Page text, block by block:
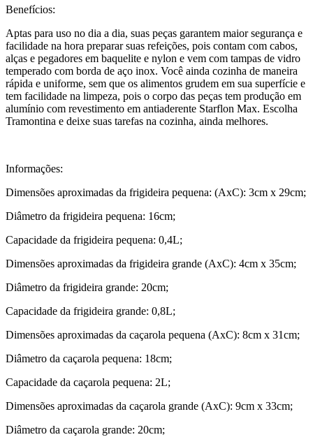
Benefícios:
Aptas para uso no dia a dia, suas peças garantem maior segurança e
facilidade na hora preparar suas refeições, pois contam com cabos,
alças e pegadores em baquelite e nylon e vem com tampas de vidro
temperado com borda de aço inox. Você ainda cozinha de maneira
rápida e uniforme, sem que os alimentos grudem em sua superfície e
tem facilidade na limpeza, pois o corpo das peças tem produção em
alumínio com revestimento em antiaderente Starflon Max. Escolha
Tramontina e deixe suas tarefas na cozinha, ainda melhores.
Informações:
Dimensões aproximadas da frigideira pequena: (AxC): 3cm x 29cm;
Diâmetro da frigideira pequena: 16cm;
Capacidade da frigideira pequena: 0,4L;
Dimensões aproximadas da frigideira grande (AxC): 4cm x 35cm;
Diâmetro da frigideira grande: 20cm;
Capacidade da frigideira grande: 0,8L;
Dimensões aproximadas da caçarola pequena (AxC): 8cm x 31cm;
Diâmetro da caçarola pequena: 18cm;
Capacidade da caçarola pequena: 2L;
Dimensões aproximadas da caçarola grande (AxC): 9cm x 33cm;
Diâmetro da caçarola grande: 20cm;